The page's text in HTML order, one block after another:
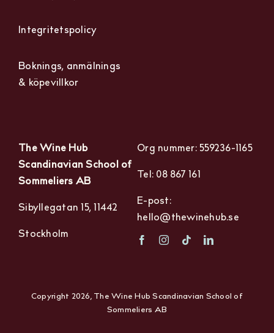
Integritetspolicy
Boknings, anmälnings
& köpevillkor
The Wine Hub
Scandinavian School of
Sommeliers AB
Sibyllegatan 15, 11442
Stockholm
Org nummer: 559236-1165
Tel: 08 867 161
E-post:
hello@thewinehub.se
Copyright 2026, The Wine Hub Scandinavian School of
Sommeliers AB